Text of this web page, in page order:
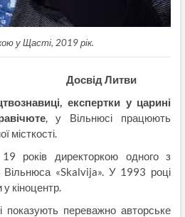
у Щасті, 2019 рік.
Литви
експертки у царині
, у Вільнюсі працюють
місткості.
років директоркою одного з
Вільнюса «Skalvija». У 1993 році
у кіноцентр.
показують переважно авторське